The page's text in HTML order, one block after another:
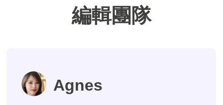
編輯團隊
Agnes